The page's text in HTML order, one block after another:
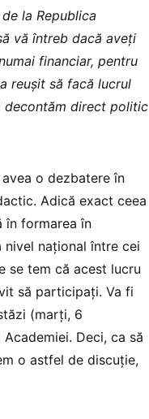
la Republica
vă întreb dacă aveți
financiar, pentru
reușit să facă lucrul
decontăm direct politic
o dezbatere în
Adică exact ceea
în formarea în
național între cei
se tem că acest lucru
să participați. Va fi
(marți, 6
Deci, ca să
o astfel de discuție,